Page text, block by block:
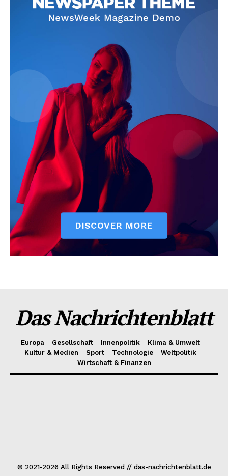
Das Nachrichtenblatt
Europa Gesellschaft Innenpolitik
Klima & Umwelt
Kultur & Medien
Sport Technologie
Weltpolitik
Wirtschaft & Finanzen
© 2021-2026 All Rights Reserved // das-nachrichtenblatt.de